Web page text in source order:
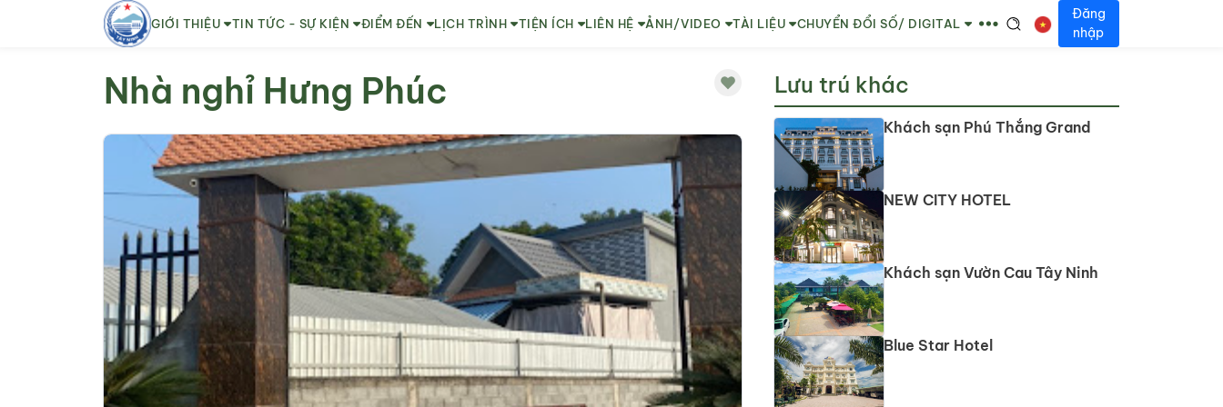
GIỚI THIỆU TIN TỨC - SỰ KIỆN ĐIỂM ĐẾN LỊCH TRÌNH TIỆN ÍCH LIÊN HỆ ẢNH/VIDEO TÀI LIỆU CHUYỂN ĐỔI SỐ/ DIGITAL
Đăng
nhập
Nhà nghỉ Hưng Phúc Lưu trú khác
Khách sạn Phú Thắng Grand
NEW CITY HOTEL
Khách sạn Vườn Cau Tây Ninh
Blue Star Hotel